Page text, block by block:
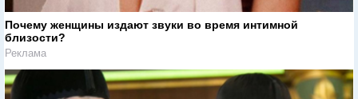
Почему женщины издают звуки во время интимной
близости?
Реклама